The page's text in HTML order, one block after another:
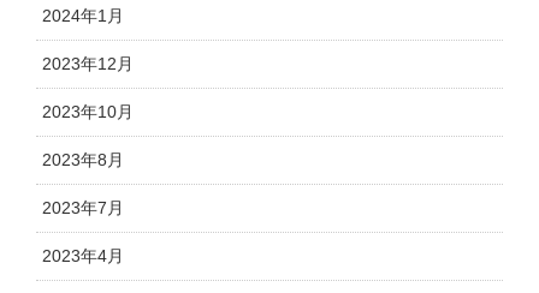
2024年1月
2023年12月
2023年10月
2023年8月
2023年7月
2023年4月